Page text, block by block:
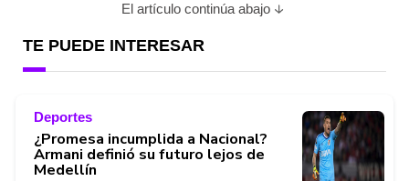
El artículo continúa abajo
TE PUEDE INTERESAR
Deportes
¿Promesa incumplida a Nacional?
Armani definió su futuro lejos de
Medellín